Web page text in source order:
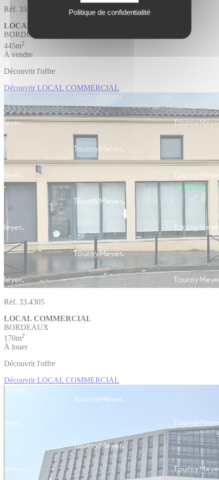
Politique de confidentialité
Réf. 33.4426
LOCAL COMMERCIAL
BORDEAUX
445m2
À vendre
Découvrir l'offre
Découvrir LOCAL COMMERCIAL
Réf. 33.4305
LOCAL COMMERCIAL
BORDEAUX
170m2
À louer
Découvrir l'offre
Découvrir LOCAL COMMERCIAL